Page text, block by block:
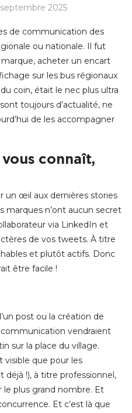
2025
de communication des
ou nationale. Il fut
acheter un encart
sur les bus régionaux
coin, était le nec plus ultra
toujours d’actualité, ne
de les accompagner
connaît,
un œil aux dernières stories
marques n’ont aucun secret
via LinkedIn et
de vos tweets. À titre
et plutôt actifs. Donc
être facile !
post ou la création de
vendraient
sur la place du village.
visible que pour les
!), à titre professionnel,
le plus grand nombre. Et
Et c’est là que